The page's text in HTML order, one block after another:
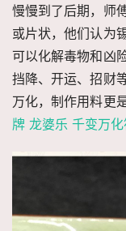
慢慢到了后期，师
或片状，他们认为
可以化解毒物和凶
挡降、开运、招财
万化，制作用料更
牌 龙婆乐 千变万